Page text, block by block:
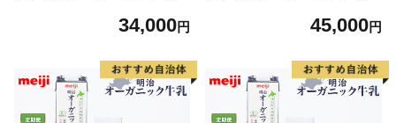
34,000円 45,000円